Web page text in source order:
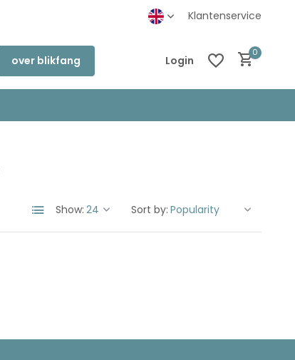
Klantenservice
over blikfang Login
0
Show: Sort by: